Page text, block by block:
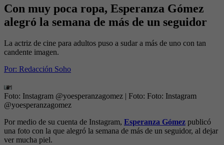
Con muy poca ropa, Esperanza Gómez
alegró la semana de más de un seguidor
La actriz de cine para adultos puso a sudar a más de uno con tan
candente imagen.
Por: Redacción Soho
Foto: Instagram @yoesperanzagomez | Foto: Foto: Instagram
@yoesperanzagomez
Por medio de su cuenta de Instagram, Esperanza Gómez publicó
una foto con la que alegró la semana de más de un seguidor, al dejar
ver mucha piel.